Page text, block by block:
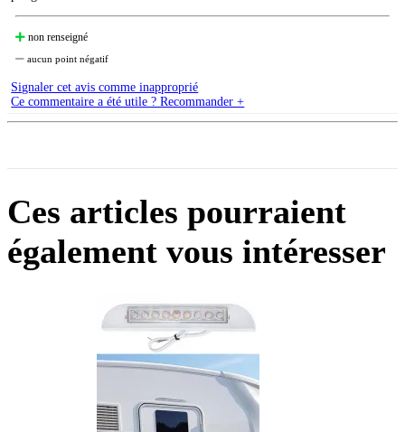
non renseigné
aucun point négatif
Signaler cet avis comme inapproprié
Ce commentaire a été utile ? Recommander +
Ces articles pourraient
également vous intéresser